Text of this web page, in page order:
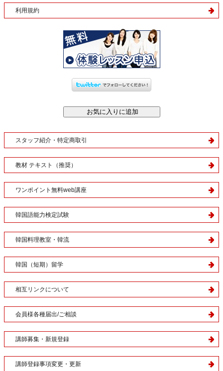
利用規約
スタッフ紹介・特定商取引
教材 テキスト（推奨）
ワンポイント無料web講座
韓国語能力検定試験
韓国料理教室・韓流
韓国（短期）留学
相互リンクについて
会員様各種届出/ご相談
講師募集・新規登録
講師登録事項変更・更新